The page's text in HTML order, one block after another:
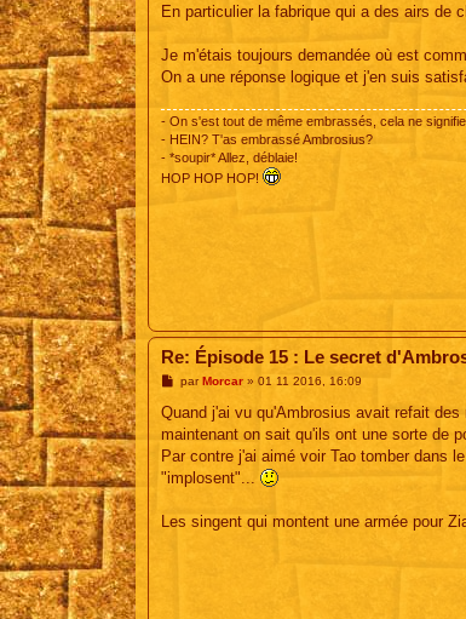
a
En particulier la fabrique qui a des airs de
Je m'étais toujours demandée où est
On a une réponse logique et j'en suis
- On s'est tout de même embrassés, cela ne
- HEIN? T'as embrassé Ambrosius?
- *soupir* Allez, déblaie!
HOP HOP HOP!
Re: Épisode 15 : Le secret
M
s
a
g
parMorcar» 01 11 2016, 16:09
Quand j'ai vu qu'Ambrosius avait refait
maintenant on sait qu'ils ont une sorte de
Par contre j'ai aimé voir Tao tomber dans
"implosent"...
Les singent qui montent une armée pour